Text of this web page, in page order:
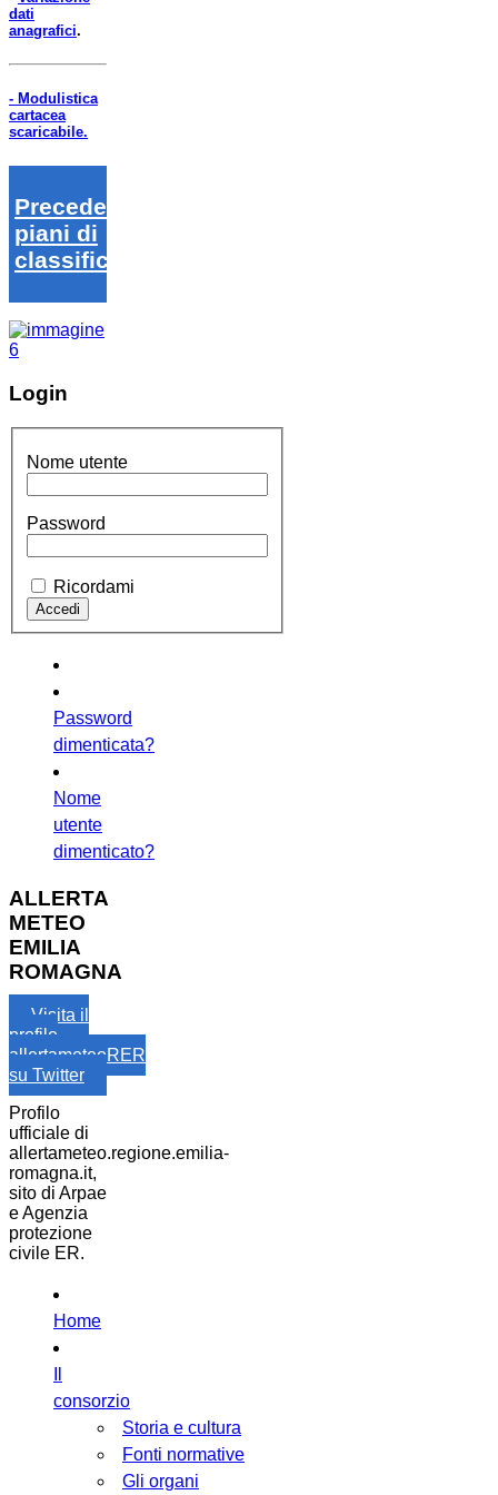
dati
anagrafici.
- Modulistica
cartacea
scaricabile.
Precedenti
piani di
classifica
Login
Nome utente
Password
Ricordami
Password
dimenticata?
Nome
utente
dimenticato?
ALLERTA
METEO
EMILIA
ROMAGNA
Visita il
profilo
allertameteoRER
su Twitter
Profilo
ufficiale di
allertameteo.regione.emilia-
romagna.it,
sito di Arpae
e Agenzia
protezione
civile ER.
Home
consorzio
Storia e cultura
Fonti normative
Gli organi